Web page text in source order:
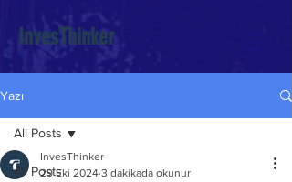
InvesThinker
Yazı
All Posts
All Posts
InvesThinker
29 Eki 2024 3 dakikada okunur